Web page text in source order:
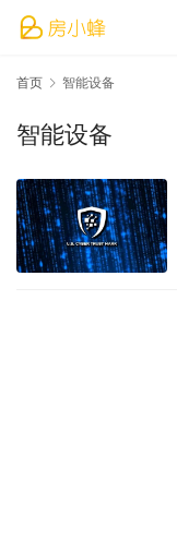
首页 智能设备
智能设备